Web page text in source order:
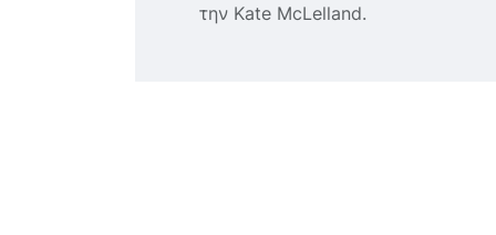
την Kate McLelland.